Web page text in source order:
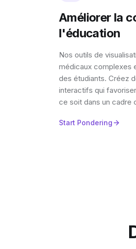
Améliorer la
l'éducation
Nos outils de
médicaux complexes
des étudiants. Créez
interactifs qui
ce soit dans un cadre
Start Pondering